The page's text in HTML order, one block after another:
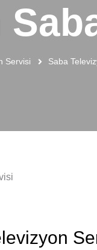
Servisi Saba